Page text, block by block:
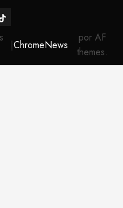
|ChromeNews
por AF
themes.